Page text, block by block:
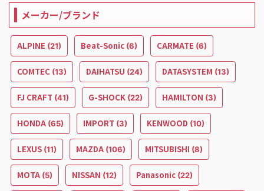
メーカー/ブランド
ALPINE (21) Beat-Sonic (6) CARMATE (6)
COMTEC (13) DAIHATSU (24) DATASYSTEM (13)
FJ CRAFT (41) G-SHOCK (22) HAMILTON (3)
HONDA (65) IMPORT (3) KENWOOD (10)
LEXUS (11) MAZDA (106) MITSUBISHI (8)
MOTA (5) NISSAN (12) Panasonic (22)